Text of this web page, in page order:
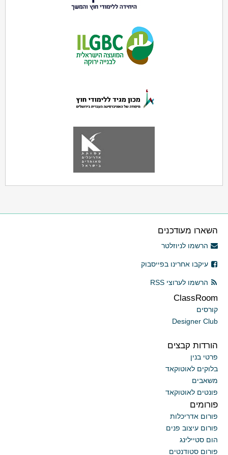
השארו מעודכנים
הרשמו לניוזלטר
עיקבו אחרינו בפייסבוק
הרשמו לערוצי RSS
ClassRoom
קורסים
Designer Club
הורדות קבצים
פרטי בנין
בלוקים לאוטוקאד
משאבים
פונטים לאוטוקאד
פורומים
פורום אדריכלות
פורום עיצוב פנים
הום סטיילינג
פורום סטודנטים